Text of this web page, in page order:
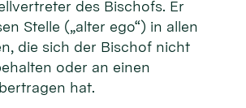
des Bischofs. Er
Stelle („alter ego“) in allen
die sich der Bischof nicht
oder an einen
hat.